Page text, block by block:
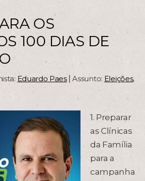
OS
100 DIAS DE
Eduardo Paes|Assunto: Eleições,
1. Preparar
as Clínicas
da Família
para a
campanha